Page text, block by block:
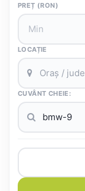
PREȚ (RON)
LOCAȚIE
CUVÂNT CHEIE: